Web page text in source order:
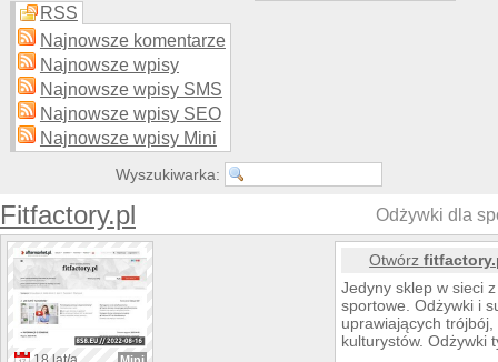
RSS
Najnowsze komentarze
Najnowsze wpisy
Najnowsze wpisy SMS
Najnowsze wpisy SEO
Najnowsze wpisy Mini
Wyszukiwarka:
Fitfactory.pl Odżywki dla
Otwórz
Jedyny sklep w sieci
sportowe. Odżywki i
uprawiających
kulturystów. Odżywki